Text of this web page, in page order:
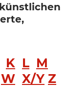
K L M
W X/Y Z